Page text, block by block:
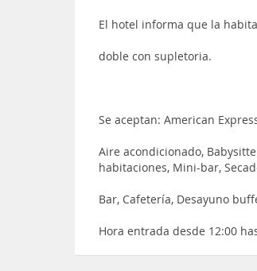
El hotel informa que la
doble con supletoria.
Se aceptan: American
Aire acondicionado,
habitaciones, Mini-bar,
Bar, Cafetería, Desayuno
Hora entrada desde 12:00